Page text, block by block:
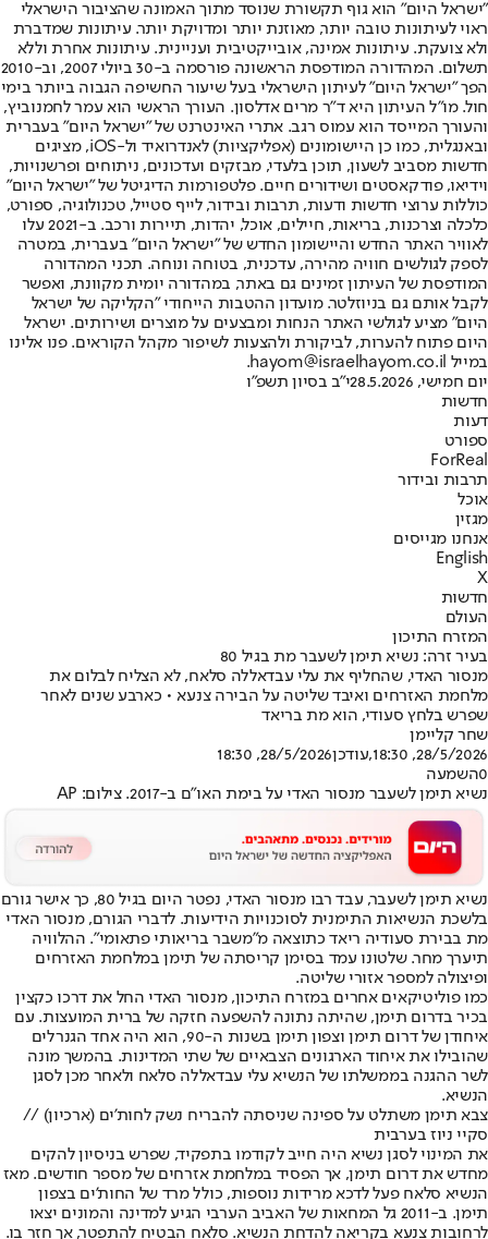
"ישראל היום" הוא גוף תקשורת שנוסד מתוך האמונה שהציבור הישראלי
ראוי לעיתונות טובה יותר, מאוזנת יותר ומדויקת יותר. עיתונות שמדברת
ולא צועקת. עיתונות אמינה, אובייקטיבית ועניינית. עיתונות אחרת וללא
תשלום. המהדורה המודפסת הראשונה פורסמה ב-30 ביולי 2007, וב-2010
הפך "ישראל היום" לעיתון הישראלי בעל שיעור החשיפה הגבוה ביותר בימי
חול. מו"ל העיתון היא ד"ר מרים אדלסון. העורך הראשי הוא עמר לחמנוביץ,
והעורך המייסד הוא עמוס רגב. אתרי האינטרנט של "ישראל היום" בעברית
ובאנגלית, כמו כן היישומונים (אפליקציות) לאנדרואיד ול-iOS, מציגים
חדשות מסביב לשעון, תוכן בלעדי, מבזקים ועדכונים, ניתוחים ופרשנויות,
וידיאו, פודקאסטים ושידורים חיים. פלטפורמות הדיגיטל של "ישראל היום"
כוללות ערוצי חדשות ודעות, תרבות ובידור, לייף סטייל, טכנולוגיה, ספורט,
כלכלה וצרכנות, בריאות, חיילים, אוכל, יהדות, תיירות ורכב. ב-2021 עלו
לאוויר האתר החדש והיישומון החדש של "ישראל היום" בעברית, במטרה
לספק לגולשים חוויה מהירה, עדכנית, בטוחה ונוחה. תכני המהדורה
המודפסת של העיתון זמינים גם באתר, במהדורה יומית מקוונת, ואפשר
לקבל אותם גם בניוזלטר. מועדון ההטבות הייחודי "הקליקה של ישראל
היום" מציע לגולשי האתר הנחות ומבצעים על מוצרים ושירותים. ישראל
היום פתוח להערות, לביקורת ולהצעות לשיפור מקהל הקוראים. פנו אלינו
במייל hayom@israelhayom.co.il.
יום חמישי, 28.5.2026
י"ב בסיון תשפ"ו
חדשות
דעות
ספורט
ForReal
תרבות ובידור
אוכל
מגזין
אנחנו מגייסים
English
X
חדשות
העולם
המזרח התיכון
בעיר זרה: נשיא תימן לשעבר מת בגיל 80
מנסור האדי, שהחליף את עלי עבדאללה סלאח, לא הצליח לבלום את
מלחמת האזרחים ואיבד שליטה על הבירה צנעא • כארבע שנים לאחר
שפרש בלחץ סעודי, הוא מת בריאד
שחר קליימן
28/5/2026, 18:30
,עודכן28/5/2026, 18:30
0השמעה
נשיא תימן לשעבר מנסור האדי על בימת האו"ם ב-2017. צילום: AP
נשיא תימן לשעבר, עבד רבו מנסור האדי, נפטר היום בגיל 80, כך אישר גורם
בלשכת הנשיאות התימנית לסוכנויות הידיעות. לדברי הגורם, מנסור האדי
מת בבירת סעודיה ריאד כתוצאה מ"משבר בריאותי פתאומי". ההלוויה
תיערך מחר. שלטונו עמד בסימן קריסתה של תימן במלחמת האזרחים
ופיצולה למספר אזורי שליטה.
כמו פוליטיקאים אחרים במזרח התיכון, מנסור האדי החל את דרכו כקצין
בכיר בדרום תימן, שהיתה נתונה להשפעה חזקה של ברית המועצות. עם
איחודן של דרום תימן וצפון תימן בשנות ה-90, הוא היה אחד הגנרלים
שהובילו את איחוד הארגונים הצבאיים של שתי המדינות. בהמשך מונה
לשר ההגנה בממשלתו של הנשיא עלי עבדאללה סלאח ולאחר מכן לסגן
הנשיא.
צבא תימן משתלט על ספינה שניסתה להבריח נשק לחות'ים (ארכיון) //
סקיי ניוז בערבית
את המינוי לסגן נשיא היה חייב לקודמו בתפקיד, שפרש בניסיון להקים
מחדש את דרום תימן, אך הפסיד במלחמת אזרחים של מספר חודשים. מאז
הנשיא סלאח פעל לדכא מרידות נוספות, כולל מרד של החות'ים בצפון
תימן. ב-2011 גל המחאות של האביב הערבי הגיע למדינה והמונים יצאו
לרחובות צנעא בקריאה להדחת הנשיא. סלאח הבטיח להתפטר, אך חזר בו.